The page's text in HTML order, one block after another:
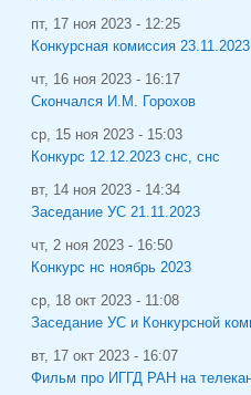
пт, 17 ноя 2023 - 12:25
Конкурсная комиссия 23.11.2023
чт, 16 ноя 2023 - 16:17
Скончался И.М. Горохов
ср, 15 ноя 2023 - 15:03
Конкурс 12.12.2023 снс, снс
вт, 14 ноя 2023 - 14:34
Заседание УС 21.11.2023
чт, 2 ноя 2023 - 16:50
Конкурс нс ноябрь 2023
ср, 18 окт 2023 - 11:08
Заседание УС и Конкурсной
вт, 17 окт 2023 - 16:07
Фильм про ИГГД РАН на